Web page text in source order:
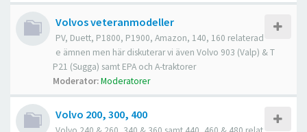
Volvos veteranmodeller
PV, Duett, P1800, P1900, Amazon, 140, 160 relaterad
e ämnen men här diskuterar vi även Volvo 903 (Valp) & T
P21 (Sugga) samt EPA och A-traktorer
Moderator:Moderatorer
Volvo 200, 300, 400